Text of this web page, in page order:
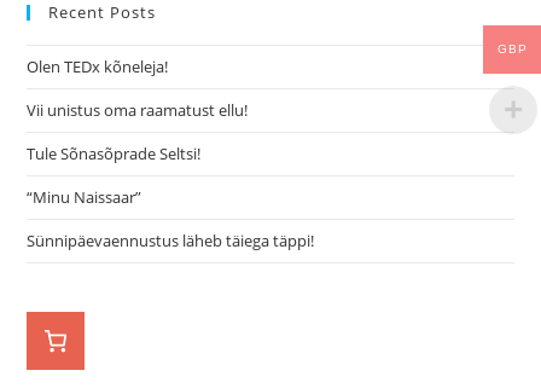
Recent Posts
Olen TEDx kõneleja!
Vii unistus oma raamatust ellu!
Tule Sõnasõprade Seltsi!
“Minu Naissaar”
Sünnipäevaennustus läheb täiega täppi!
GBP